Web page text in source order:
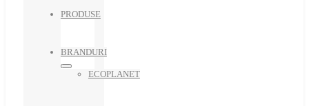
PRODUSE
BRANDURI
ECOPLANET